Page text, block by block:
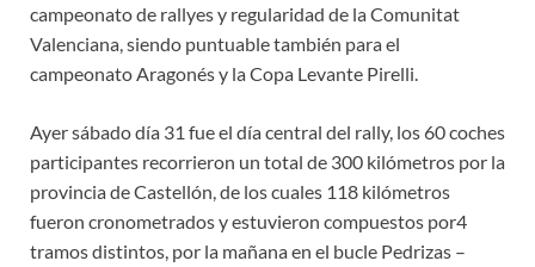
campeonato de rallyes y regularidad de la Comunitat
Valenciana, siendo puntuable también para el
campeonato Aragonés y la Copa Levante Pirelli.
Ayer sábado día 31 fue el día central del rally, los 60 coches
participantes recorrieron un total de 300 kilómetros por la
provincia de Castellón, de los cuales 118 kilómetros
fueron cronometrados y estuvieron compuestos por4
tramos distintos, por la mañana en el bucle Pedrizas –